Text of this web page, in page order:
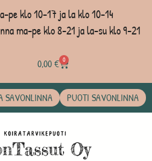
pe klo 10-17 ja la klo 10-14
ma-pe klo 8-21 ja la-su klo 9-21
0,00€ 0
SAVONLINNA PUOTI SAVONLINNA